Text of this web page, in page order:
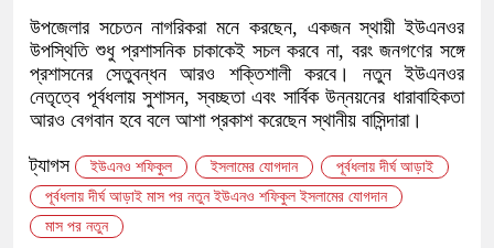
​উপজেলার সচেতন নাগরিকরা মনে করছেন, একজন স্থায়ী ইউএনওর
উপস্থিতি শুধু প্রশাসনিক চাকাকেই সচল করবে না, বরং জনগণের সঙ্গে
প্রশাসনের সেতুবন্ধন আরও শক্তিশালী করবে। নতুন ইউএনওর
নেতৃত্বে পূর্বধলায় সুশাসন, স্বচ্ছতা এবং সার্বিক উন্নয়নের ধারাবাহিকতা
আরও বেগবান হবে বলে আশা প্রকাশ করেছেন স্থানীয় বাসিন্দারা।
ট্যাগস ইউএনও শফিকুল ইসলামের যোগদান
পূর্বধলায় দীর্ঘ আড়াই
পূর্বধলায় দীর্ঘ আড়াই মাস পর নতুন ইউএনও শফিকুল ইসলামের যোগদান
মাস পর নতুন